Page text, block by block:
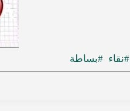
#نقاء #بساطة